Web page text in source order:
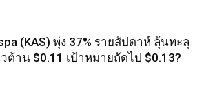
(KAS) พุ่ง 37% รายสัปดาห์ ลุ้นทะลุ
ต้าน $0.11 เป้าหมายถัดไป $0.13?